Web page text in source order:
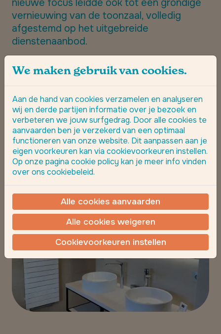
nieuwe focus leidde ook tot een grondige
vernieuwing van de toonzaal, volledig
afgestemd op het uitgebreide
dienstenaanbod.
besloot in 2014 officieel mee te werken. In
2020 droegen Johan en Dorine met
vertrouwen het stokje over aan de
volgende generatie. Sindsdien leidt Kylie
het familiebedrijf met dezelfde passie,
toewijding en zorg voor kwaliteit die het
bedrijf zo bijzonder maken, ondersteund
door haar eigen team van ervaren
vakmannen.
We maken gebruik van cookies.
Aan de hand van cookies verzamelen en analyseren
wij en derde partijen informatie over je bezoek en
verbeteren we jouw surfgedrag. Door alle cookies te
aanvaarden ben je verzekerd van een optimaal
functioneren van onze website. Dit aanpassen aan je
eigen voorkeuren kan via cookievoorkeuren instellen.
Op onze pagina cookie policy kan je meer info vinden
over ons cookiebeleid.
Alle cookies aanvaarden
Alle cookies weigeren
Cookievoorkeuren instellen